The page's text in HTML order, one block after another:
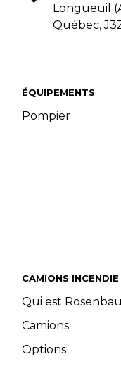
ÉQUIPEMENTS
Pompier
CAMIONS INCENDIE
Qui est
Camions
Options
Longueuil
Québec,